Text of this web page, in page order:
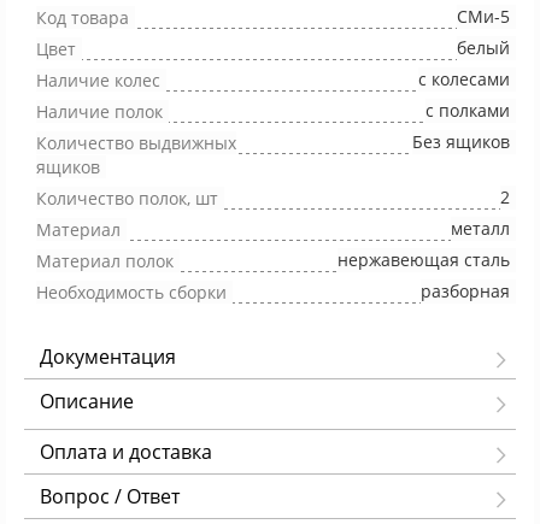
Код товара
СМи-5
Цвет
белый
Наличие колес
с колесами
Наличие полок
с полками
Количество выдвижных
ящиков
Без ящиков
Количество полок, шт
2
Материал
металл
Материал полок
нержавеющая сталь
Необходимость сборки
разборная
Документация
Описание
Оплата и доставка
Вопрос / Ответ